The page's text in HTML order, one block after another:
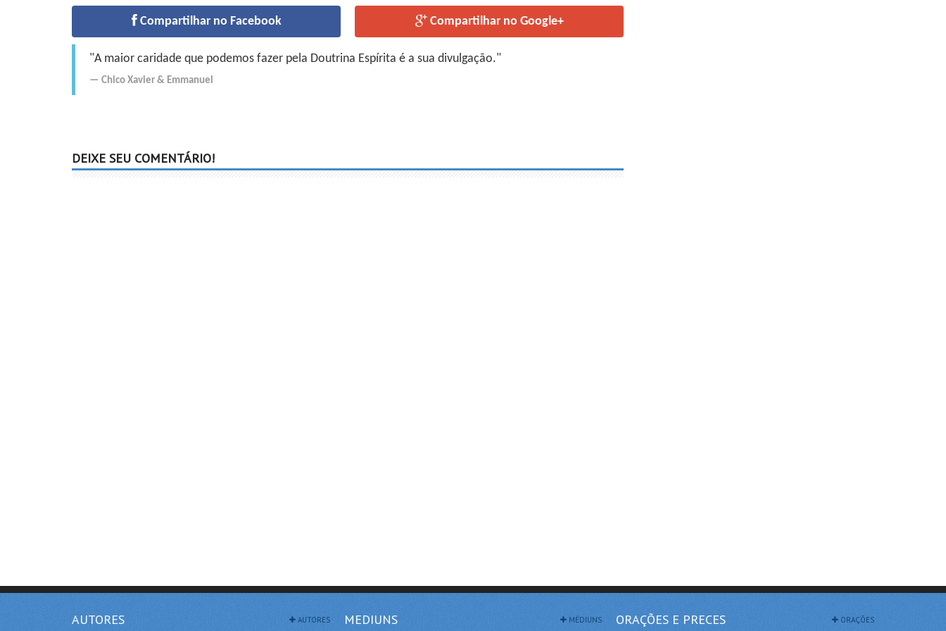
Compartilhar no Facebook Compartilhar no Google+
"A maior caridade que podemos fazer pela Doutrina Espírita é a sua divulgação."
Chico Xavier & Emmanuel
DEIXE SEU COMENTÁRIO!
AUTORES AUTORES MEDIUNS MÉDIUNS ORAÇÕES E PRECES ORAÇÕES